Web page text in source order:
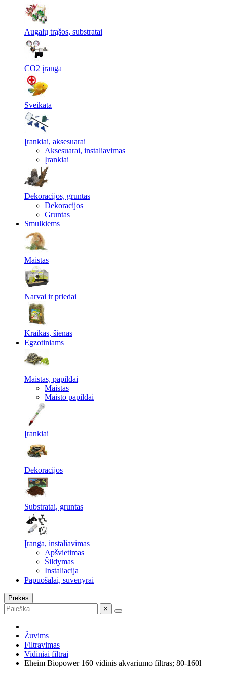
Augalų trąšos, substratai
CO2 įranga
Sveikata
Įrankiai, aksesuarai
Aksesuarai, instaliavimas
Įrankiai
Dekoracijos, gruntas
Dekoracijos
Gruntas
Smulkiems
Maistas
Narvai ir priedai
Kraikas, šienas
Egzotiniams
Maistas, papildai
Maistas
Maisto papildai
Įrankiai
Dekoracijos
Substratai, gruntas
Įranga, instaliavimas
Apšvietimas
Šildymas
Instaliacija
Papuošalai, suvenyrai
Prekės
×
Žuvims
Filtravimas
Vidiniai filtrai
Eheim Biopower 160 vidinis akvariumo filtras; 80-160l